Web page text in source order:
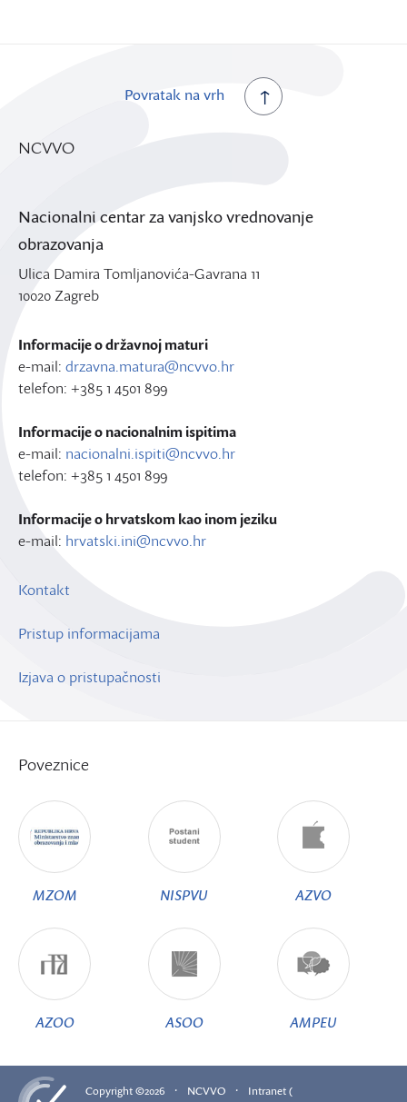
Povratak na vrh
NCVVO
Nacionalni centar za vanjsko vrednovanje
obrazovanja
Ulica Damira Tomljanovića-Gavrana 11
10020 Zagreb
Informacije o državnoj maturi
e-mail: drzavna.matura@ncvvo.hr
telefon: +385 1 4501 899
Informacije o nacionalnim ispitima
e-mail: nacionalni.ispiti@ncvvo.hr
telefon: +385 1 4501 899
Informacije o hrvatskom kao inom jeziku
e-mail: hrvatski.ini@ncvvo.hr
Kontakt
Pristup informacijama
Izjava o pristupačnosti
Poveznice
MZOM NISPVU AZVO
AZOO ASOO AMPEU
Copyright ©2026 · NCVVO ·
Intranet (